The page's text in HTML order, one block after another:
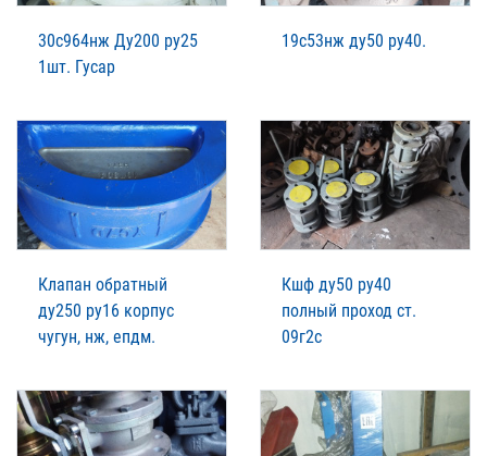
30с964нж Ду200 ру25
1шт. Гусар
19с53нж ду50 ру40.
Клапан обратный
ду250 ру16 корпус
чугун, нж, епдм.
Кшф ду50 ру40
полный проход ст.
09г2с